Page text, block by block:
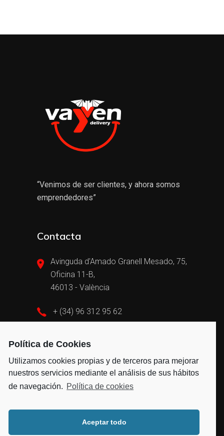
Política de Cookies
Utilizamos cookies propias y de terceros para mejorar
nuestros servicios mediante el análisis de sus hábitos
de navegación. Política de cookies
Aceptar todo
“Venimos de ser clientes, y ahora somos
emprendedores”
Contacta
Avinguda d'Amado Granell Mesado, 75,
Oficina 11-B,
46013 - València
+ (34) 96 312 95 62